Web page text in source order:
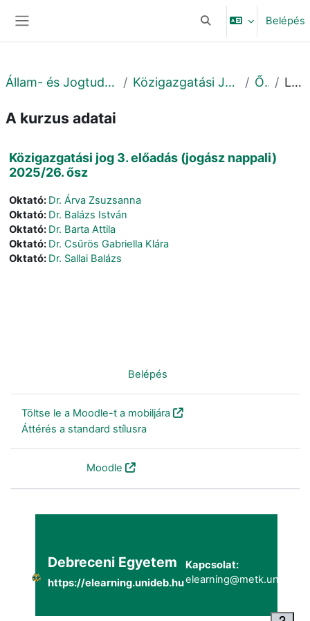
Keresési bemeneti
Belépés
Állam- és Jogtudományi Kar Közigazgatási Jogi Tanszék Őszi Leírás
A kurzus adatai
Közigazgatási jog 3. előadás (jogász nappali)
2025/26. ősz
Oktató: Dr. Árva Zsuzsanna
Oktató: Dr. Balázs István
Oktató: Dr. Barta Attila
Oktató: Dr. Csűrös Gabriella Klára
Oktató: Dr. Sallai Balázs
Belépés
Töltse le a Moodle-t a mobiljára
Áttérés a standard stílusra
Moodle
Debreceni Egyetem
https://elearning.unideb.hu
Kapcsolat: